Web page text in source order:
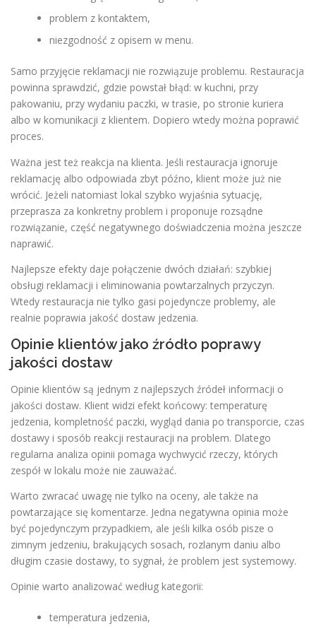
problem z kontaktem,
niezgodność z opisem w menu.
Samo przyjęcie reklamacji nie rozwiązuje problemu. Restauracja
powinna sprawdzić, gdzie powstał błąd: w kuchni, przy
pakowaniu, przy wydaniu paczki, w trasie, po stronie kuriera
albo w komunikacji z klientem. Dopiero wtedy można poprawić
proces.
Ważna jest też reakcja na klienta. Jeśli restauracja ignoruje
reklamację albo odpowiada zbyt późno, klient może już nie
wrócić. Jeżeli natomiast lokal szybko wyjaśnia sytuację,
przeprasza za konkretny problem i proponuje rozsądne
rozwiązanie, część negatywnego doświadczenia można jeszcze
naprawić.
Najlepsze efekty daje połączenie dwóch działań: szybkiej
obsługi reklamacji i eliminowania powtarzalnych przyczyn.
Wtedy restauracja nie tylko gasi pojedyncze problemy, ale
realnie poprawia jakość dostaw jedzenia.
Opinie klientów jako źródło poprawy
jakości dostaw
Opinie klientów są jednym z najlepszych źródeł informacji o
jakości dostaw. Klient widzi efekt końcowy: temperaturę
jedzenia, kompletność paczki, wygląd dania po transporcie, czas
dostawy i sposób reakcji restauracji na problem. Dlatego
regularna analiza opinii pomaga wychwycić rzeczy, których
zespół w lokalu może nie zauważać.
Warto zwracać uwagę nie tylko na oceny, ale także na
powtarzające się komentarze. Jedna negatywna opinia może
być pojedynczym przypadkiem, ale jeśli kilka osób pisze o
zimnym jedzeniu, brakujących sosach, rozlanym daniu albo
długim czasie dostawy, to sygnał, że problem jest systemowy.
Opinie warto analizować według kategorii:
temperatura jedzenia,